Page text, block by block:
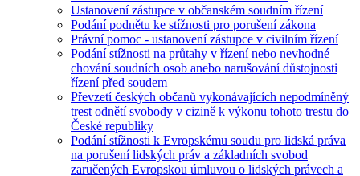
Ustanovení zástupce v občanském soudním řízení
Podání podnětu ke stížnosti pro porušení zákona
Právní pomoc - ustanovení zástupce v civilním řízení
Podání stížnosti na průtahy v řízení nebo nevhodné
chování soudních osob anebo narušování důstojnosti
řízení před soudem
Převzetí českých občanů vykonávajících nepodmíněný
trest odnětí svobody v cizině k výkonu tohoto trestu do
České republiky
Podání stížnosti k Evropskému soudu pro lidská práva
na porušení lidských práv a základních svobod
zaručených Evropskou úmluvou o lidských právech a